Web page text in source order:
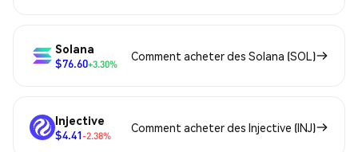
Solana
$76.60+3.30%
Comment acheter des Solana (SOL)
Injective
$4.41-2.38%
Comment acheter des Injective (INJ)